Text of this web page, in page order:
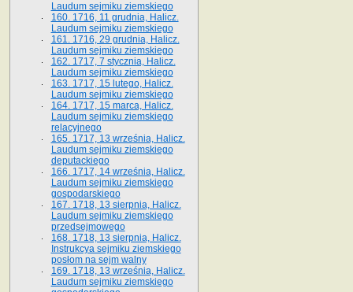
Laudum sejmiku ziemskiego
160. 1716, 11 grudnia, Halicz.
Laudum sejmiku ziemskiego
161. 1716, 29 grudnia, Halicz.
Laudum sejmiku ziemskiego
162. 1717, 7 stycznia, Halicz.
Laudum sejmiku ziemskiego
163. 1717, 15 lutego, Halicz.
Laudum sejmiku ziemskiego
164. 1717, 15 marca, Halicz.
Laudum sejmiku ziemskiego
relacyjnego
165. 1717, 13 września, Halicz.
Laudum sejmiku ziemskiego
deputackiego
166. 1717, 14 września, Halicz.
Laudum sejmiku ziemskiego
gospodarskiego
167. 1718, 13 sierpnia, Halicz.
Laudum sejmiku ziemskiego
przedsejmowego
168. 1718, 13 sierpnia, Halicz.
Instrukcya sejmiku ziemskiego
posłom na sejm walny
169. 1718, 13 września, Halicz.
Laudum sejmiku ziemskiego